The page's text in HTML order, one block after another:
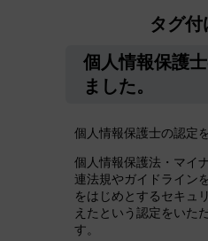
タグ
個人情報保護
ました。
個人情報保護士の認定
個人情報保護法・マイ
連法規やガイドライン
をはじめとするセキュ
えたという認定をいた
す。